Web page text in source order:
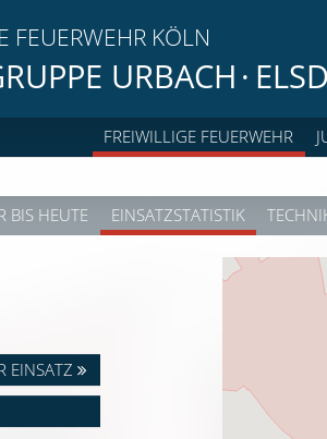
FEUERWEHR KÖLN
URBACH ·
FREIWILLIGE FEUERWEHR
BIS HEUTE EINSATZSTATISTIK
EINSATZ